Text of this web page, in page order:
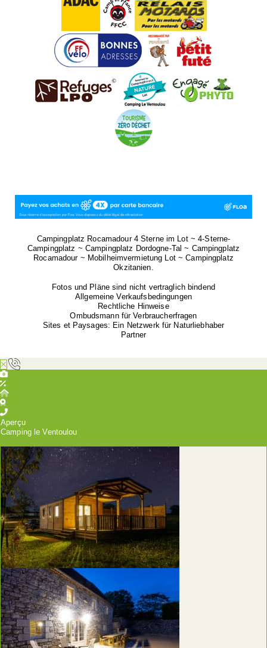
Campingplatz Rocamadour 4 Sterne im Lot ~ 4-Sterne-
Campingplatz ~ Campingplatz Dordogne-Tal ~ Campingplatz
Rocamadour ~ Mobilheimvermietung Lot ~ Campingplatz
Okzitanien.
Fotos und Pläne sind nicht vertraglich bindend
Allgemeine Verkaufsbedingungen
Rechtliche Hinweise
Ombudsmann für Verbraucherfragen
Sites et Paysages: Ein Netzwerk für Naturliebhaber
Partner
Aperçu
Camping le Ventoulou